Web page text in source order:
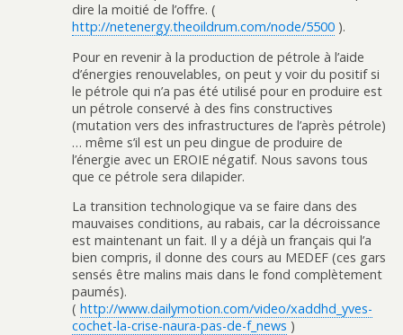
dire la moitié de l’offre. (
http://netenergy.theoildrum.com/node/5500 ).
Pour en revenir à la production de pétrole à l’aide
d’énergies renouvelables, on peut y voir du positif si
le pétrole qui n’a pas été utilisé pour en produire est
un pétrole conservé à des fins constructives
(mutation vers des infrastructures de l’après pétrole)
… même s’il est un peu dingue de produire de
l’énergie avec un EROIE négatif. Nous savons tous
que ce pétrole sera dilapider.
La transition technologique va se faire dans des
mauvaises conditions, au rabais, car la décroissance
est maintenant un fait. Il y a déjà un français qui l’a
bien compris, il donne des cours au MEDEF (ces gars
sensés être malins mais dans le fond complètement
paumés).
( http://www.dailymotion.com/video/xaddhd_yves-
cochet-la-crise-naura-pas-de-f_news )